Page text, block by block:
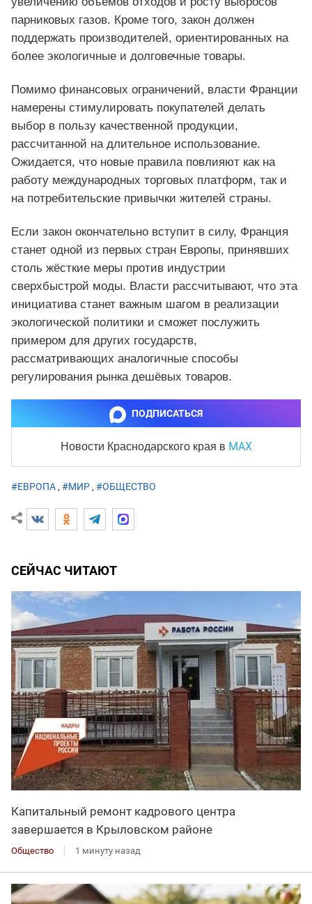
парниковых газов. Кроме того, закон должен
поддержать производителей, ориентированных на
более экологичные и долговечные товары.
Помимо финансовых ограничений, власти Франции
намерены стимулировать покупателей делать
выбор в пользу качественной продукции,
рассчитанной на длительное использование.
Ожидается, что новые правила повлияют как на
работу международных торговых платформ, так и
на потребительские привычки жителей страны.
Если закон окончательно вступит в силу, Франция
станет одной из первых стран Европы, принявших
столь жёсткие меры против индустрии
сверхбыстрой моды. Власти рассчитывают, что эта
инициатива станет важным шагом в реализации
экологической политики и сможет послужить
примером для других государств,
рассматривающих аналогичные способы
регулирования рынка дешёвых товаров.
ПОДПИСАТЬСЯ
Новости Краснодарского края в MAX
#ЕВРОПА, #МИР, #ОБЩЕСТВО
СЕЙЧАС ЧИТАЮТ
Капитальный ремонт кадрового центра
завершается в Крыловском районе
Общество 1 минуту назад